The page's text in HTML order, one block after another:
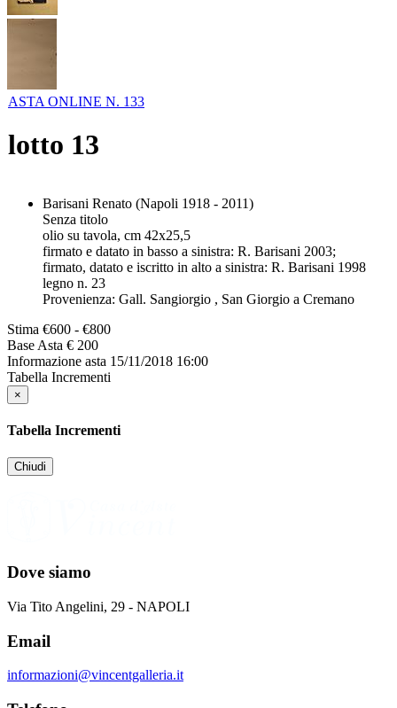
ASTA ONLINE N. 133
lotto 13
Barisani Renato (Napoli 1918 - 2011)
Senza titolo
olio su tavola, cm 42x25,5
firmato e datato in basso a sinistra: R. Barisani 2003;
firmato, datato e iscritto in alto a sinistra: R. Barisani 1998
legno n. 23
Provenienza: Gall. Sangiorgio , San Giorgio a Cremano
Stima €600 - €800
Base Asta € 200
Informazione asta 15/11/2018 16:00
Tabella Incrementi
×
Tabella Incrementi
Chiudi
Dove siamo
Via Tito Angelini, 29 - NAPOLI
Email
informazioni@vincentgalleria.it